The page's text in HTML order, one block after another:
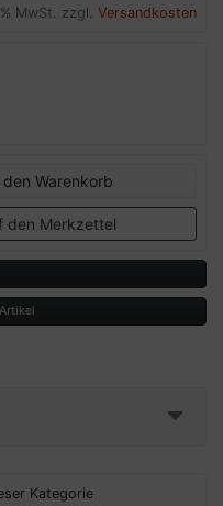
MwSt. zzgl. Versandkosten
Warenkorb
den Merkzettel
Kategorie